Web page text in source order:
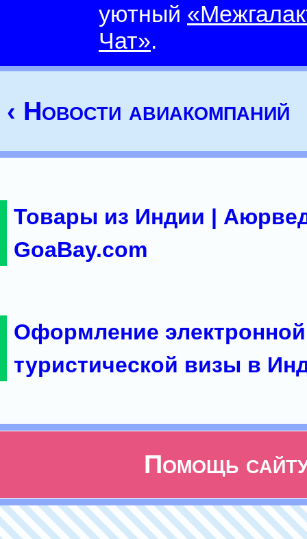
уютный
Чат».
‹ Новости авиакомпаний
Товары из Индии |
GoaBay.com
Оформление электронной
туристической визы в
Помощь